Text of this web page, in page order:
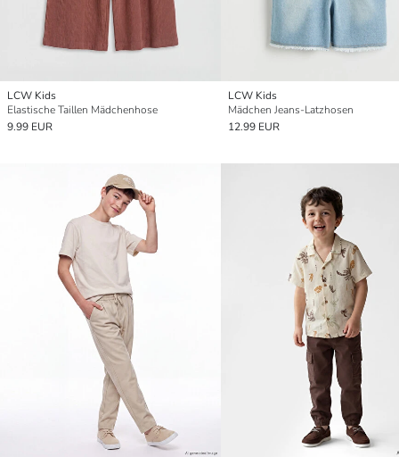
LCW Kids
Elastische Taillen Mädchenhose
9.99 EUR
LCW Kids
Mädchen Jeans-Latzhosen
12.99 EUR